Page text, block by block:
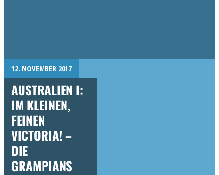
12. NOVEMBER 2017
AUSTRALIEN I:
IM KLEINEN,
FEINEN
VICTORIA! –
DIE
GRAMPIANS